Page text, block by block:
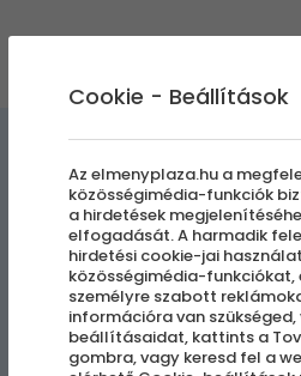
Bögrék/Poharak/Termoszok
Gránát
Cookie - Beállítások
Az elmenyplaza.hu a
közösségimédia-funkciók
a hirdetések
elfogadását. A harmadik
hirdetési cookie-jai
közösségimédia-funkciókat,
személyre szabott
információra van
beállításaidat, kattints a
gombra, vagy keresd fel a